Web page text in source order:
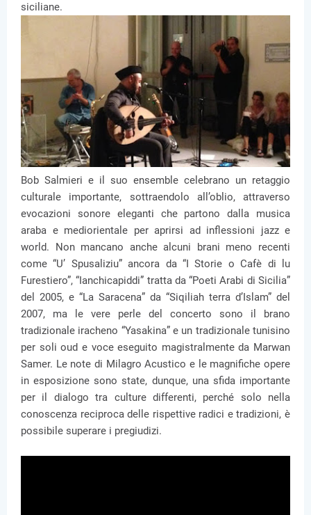
siciliane.
Bob Salmieri e il suo ensemble celebrano un retaggio
culturale importante, sottraendolo all’oblio, attraverso
evocazioni sonore eleganti che partono dalla musica
araba e mediorientale per aprirsi ad inflessioni jazz e
world. Non mancano anche alcuni brani meno recenti
come “U’ Spusaliziu” ancora da “I Storie o Cafè di lu
Furestiero”, “Ianchicapiddi” tratta da “Poeti Arabi di Sicilia”
del 2005, e “La Saracena” da “Siqiliah terra d’Islam” del
2007, ma le vere perle del concerto sono il brano
tradizionale iracheno “Yasakina” e un tradizionale tunisino
per soli oud e voce eseguito magistralmente da Marwan
Samer. Le note di Milagro Acustico e le magnifiche opere
in esposizione sono state, dunque, una sfida importante
per il dialogo tra culture differenti, perché solo nella
conoscenza reciproca delle rispettive radici e tradizioni, è
possibile superare i pregiudizi.